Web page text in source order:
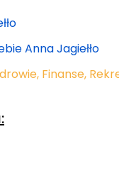
Anna Jagiełło
, Finanse,